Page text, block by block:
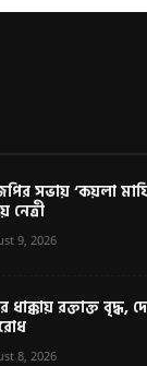
সভায় ‘কয়লা
নেত্রী
9, 2026
ধাক্কায় রক্তাক্ত বৃদ্ধ,
8, 2026